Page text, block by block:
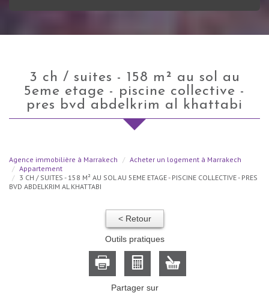
3 ch / suites - 158 m² au sol au
5eme etage - piscine collective -
pres bvd abdelkrim al khattabi
Agence immobilière à Marrakech
Acheter un logement à Marrakech
Appartement
3 CH / SUITES - 158 M² AU SOL AU 5EME ETAGE - PISCINE COLLECTIVE - PRES
BVD ABDELKRIM AL KHATTABI
< Retour
Outils pratiques
Partager sur